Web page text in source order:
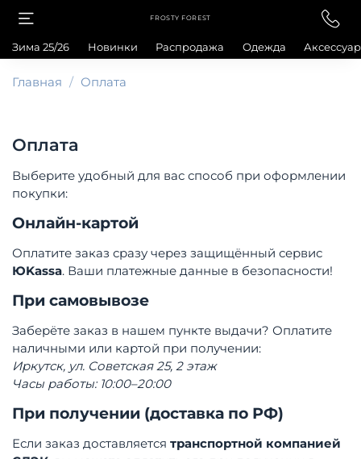
FROSTY FOREST
Зима 25/26 Новинки Распродажа Одежда
Главная Оплата
Оплата
Выберите удобный для вас способ при оформлении
покупки:
Онлайн-картой
Оплатите заказ сразу через защищённый сервис
ЮKassa. Ваши платежные данные в безопасности!
При самовывозе
Заберёте заказ в нашем пункте выдачи? Оплатите
наличными или картой при получении:
Иркутск, ул. Советская 25, 2 этаж
Часы работы: 10:00–20:00
При получении (доставка по РФ)
Если заказ доставляется транспортной компанией